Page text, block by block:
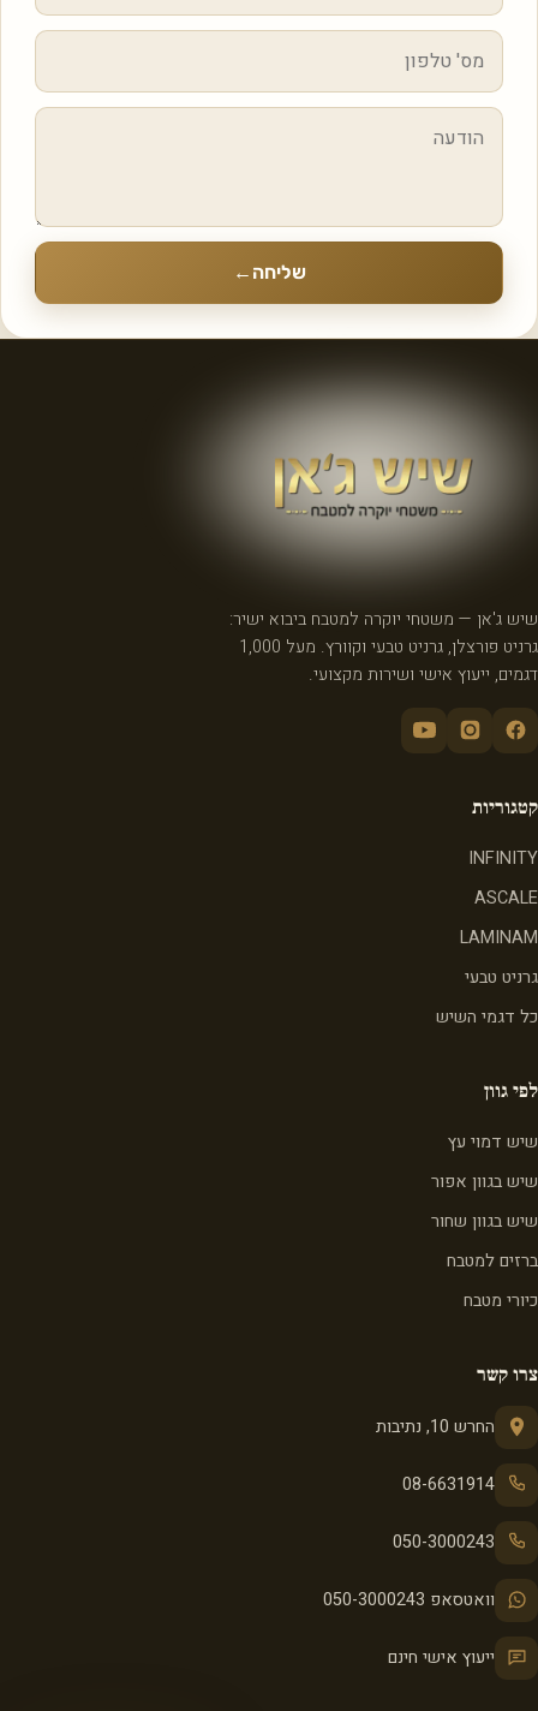
שליחה ←
שיש ג'אן — משטחי יוקרה למטבח ביבוא ישיר:
גרניט פורצלן, גרניט טבעי וקוורץ. מעל 1,000
דגמים, ייעוץ אישי ושירות מקצועי.
קטגוריות
INFINITY
ASCALE
LAMINAM
גרניט טבעי
כל דגמי השיש
לפי גוון
שיש דמוי עץ
שיש בגוון אפור
שיש בגוון שחור
ברזים למטבח
כיורי מטבח
צרו קשר
החרש 10, נתיבות
08-6631914
050-3000243
וואטסאפ 050-3000243
ייעוץ אישי חינם